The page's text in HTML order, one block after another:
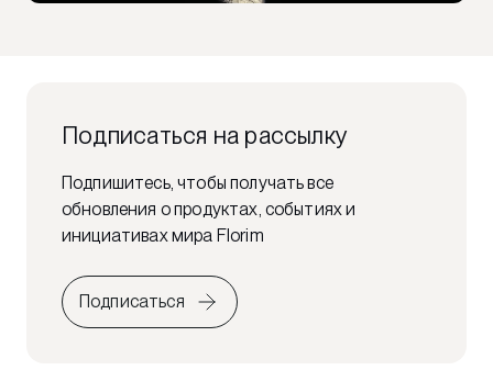
Подписаться на рассылку
Подпишитесь, чтобы получать все
обновления о продуктах, событиях и
инициативах мира Florim
Подписаться